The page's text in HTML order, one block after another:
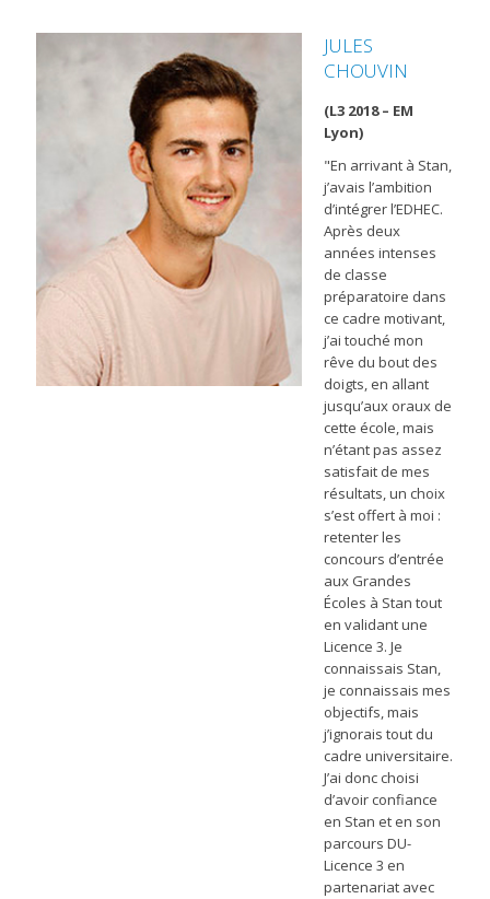
JULES
CHOUVIN
(L3 2018 – EM
Lyon)
"En arrivant à Stan,
j’avais l’ambition
d’intégrer l’EDHEC.
Après deux
années intenses
de classe
préparatoire dans
ce cadre motivant,
j’ai touché mon
rêve du bout des
doigts, en allant
jusqu’aux oraux de
cette école, mais
n’étant pas assez
satisfait de mes
résultats, un choix
s’est offert à moi :
retenter les
concours d’entrée
aux Grandes
Écoles à Stan tout
en validant une
Licence 3. Je
connaissais Stan,
je connaissais mes
objectifs, mais
j’ignorais tout du
cadre universitaire.
J’ai donc choisi
d’avoir confiance
en Stan et en son
parcours DU-
Licence 3 en
partenariat avec